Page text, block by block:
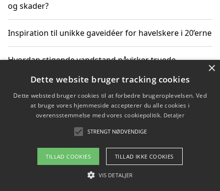
og skader?
Inspiration til unikke gaveidéer for havelskere i 20’erne
Hvordan stigende vandstand påvirker truede
Sådan vælger du de bedste vandrerygsække til
vandreture i Danmark
Copyright 2026 - Pilanto Aps
Om / kontakt
×
Dette website bruger tracking cookies
Dette websted bruger cookies til at forbedre brugeroplevelsen. Ved
at bruge vores hjemmeside accepterer du alle cookies i
overensstemmelse med vores cookiepolitik. Detaljer
STRENGT NØDVENDIGE
TILLAD COOKIES TILLAD IKKE COOKIES
VIS DETALJER